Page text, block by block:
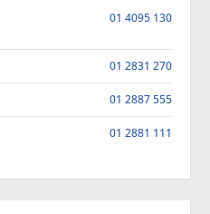
01 4095 130
01 2831 270
01 2887 555
01 2881 111